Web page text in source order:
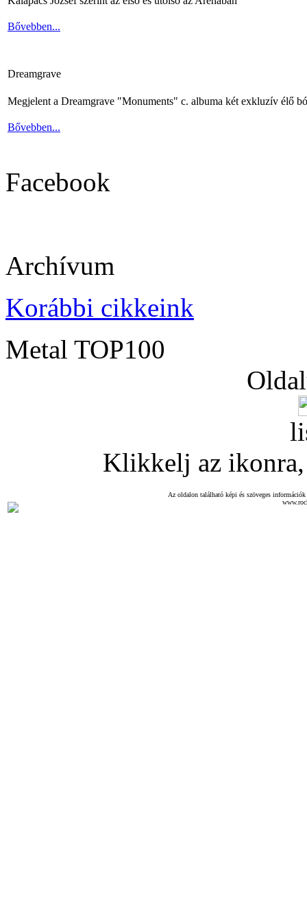
Bővebben...
Dreamgrave
Megjelent a Dreamgrave "Monuments" c. albuma két exkluzív élő
Bővebben...
Facebook
Archívum
Korábbi cikkeink
Metal TOP100
Klikkelj az ikonra,
Az oldalon található képi és szöveges információk